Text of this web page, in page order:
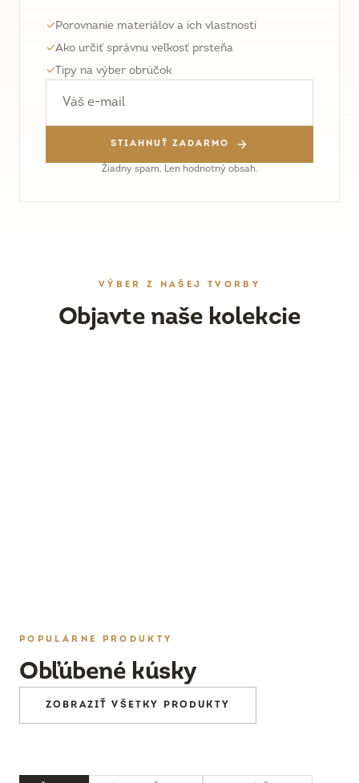
✓Porovnanie materiálov a ich vlastností
✓Ako určiť správnu veľkosť prsteňa
✓ Tipy na výber obrúčok
STIAHNUŤ ZADARMO
Žiadny spam. Len hodnotný obsah.
VÝBER Z NAŠEJ TVORBY
Objavte naše kolekcie
OBRÚČKY
POPULÁRNE PRODUKTY
Obľúbené kúsky
ZOBRAZIŤ VŠETKY PRODUKTY